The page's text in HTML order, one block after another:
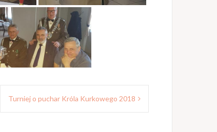
Turniej o puchar Króla Kurkowego 2018